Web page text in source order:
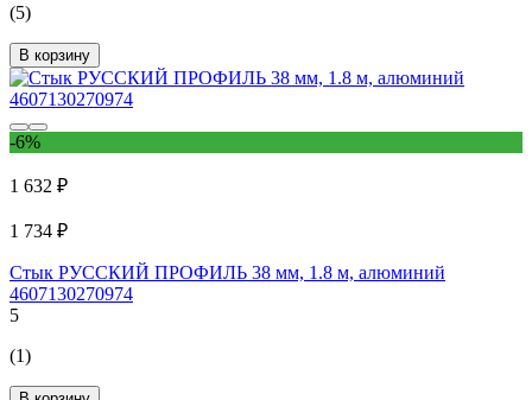
(5)
В корзину
-6%
1 632 ₽
1 734 ₽
Стык РУССКИЙ ПРОФИЛЬ 38 мм, 1.8 м, алюминий
4607130270974
5
(1)